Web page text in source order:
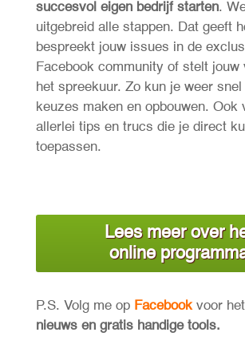
succesvol eigen bedrijf starten.
uitgebreid alle stappen. Dat geeft
bespreekt jouw issues in de
Facebook community of stelt jouw
het spreekuur. Zo kun je weer
keuzes maken en opbouwen. Ook
allerlei tips en trucs die je direct
toepassen.
Lees meer over
online
P.S. Volg me opFacebookvoor het
nieuws en gratis handige tools.